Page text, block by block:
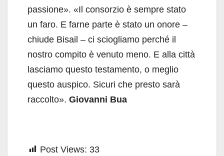
passione». «Il consorzio è sempre stato
un faro. E farne parte è stato un onore –
chiude Bisail – ci sciogliamo perché il
nostro compito è venuto meno. E alla città
lasciamo questo testamento, o meglio
questo auspico. Sicuri che presto sarà
raccolto». Giovanni Bua
Post Views: 33